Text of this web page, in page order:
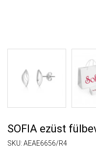
SOFIA ezüst
SKU: AEAE6656/R4